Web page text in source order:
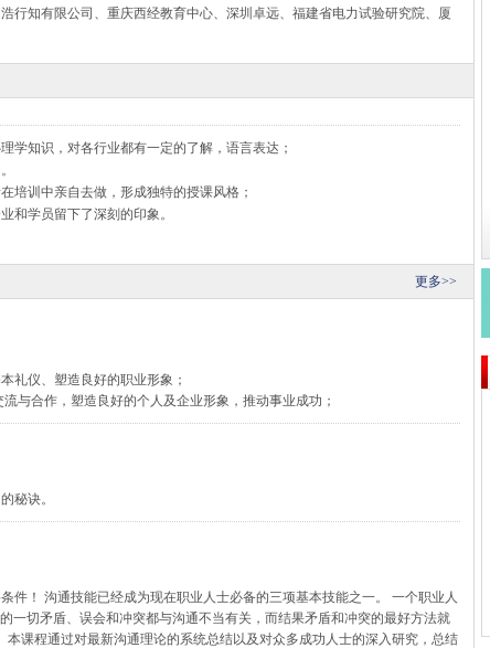
行知有限公司、重庆西经教育中心、深圳卓远、福建省电力试验研究院、厦
学知识，对各行业都有一定的了解，语言表达；
培训中亲自去做，形成独特的授课风格；
和学员留下了深刻的印象。
更多>>
礼仪、塑造良好的职业形象；
与合作，塑造良好的个人及企业形象，推动事业成功；
秘诀。
件！ 沟通技能已经成为现在职业人士必备的三项基本技能之一。 一个职业人
一切矛盾、误会和冲突都与沟通不当有关，而结果矛盾和冲突的最好方法就
课程通过对最新沟通理论的系统总结以及对众多成功人士的深入研究，总结